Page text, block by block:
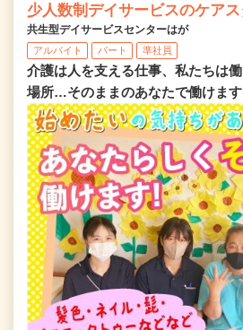
少人数制デイサービスのケア
共生型デイサービスセンターはが
アルバイト パート 準社員
介護は人を支える仕事、私たちは
場所…そのままのあなたで働けます